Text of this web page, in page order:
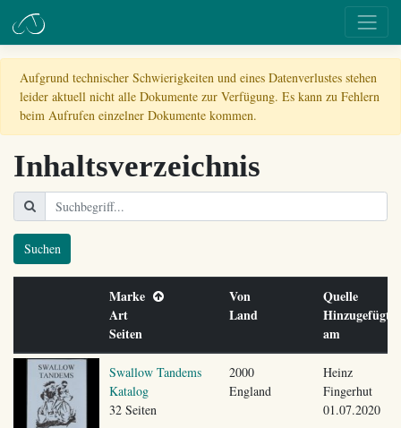
Aufgrund technischer Schwierigkeiten und eines Datenverlustes stehen
leider aktuell nicht alle Dokumente zur Verfügung. Es kann zu Fehlern
beim Aufrufen einzelner Dokumente kommen.
Inhaltsverzeichnis
Suchen
Marke
Art
Seiten
Von
Land
Quelle
Hinzugefügt
am
Swallow Tandems
Katalog
32 Seiten
2000
England
Heinz
Fingerhut
01.07.2020